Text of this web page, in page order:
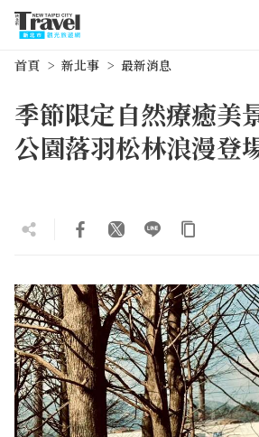
首頁 新北事 最新消息
季節限定自然療癒美
公園落羽松林浪漫登